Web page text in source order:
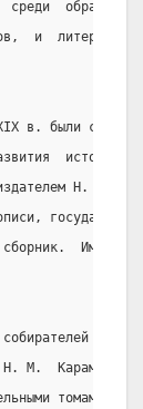
среди
и
в. были
Н.  И.
сборник.  Им
и
М.  Карамзина
томами